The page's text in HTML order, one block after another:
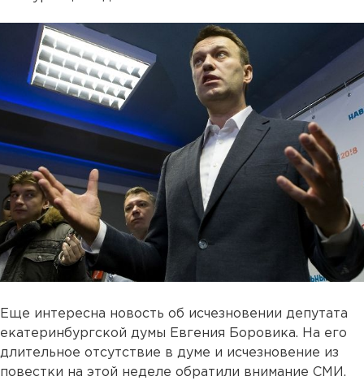
Еще интересна новость об исчезновении депутата
екатеринбургской думы Евгения Боровика. На его
длительное отсутствие в думе и исчезновение из
повестки на этой неделе обратили внимание СМИ.